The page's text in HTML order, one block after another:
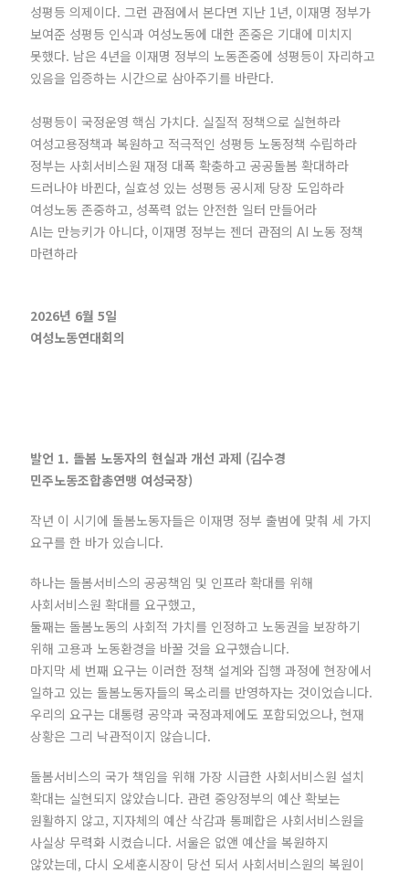
성평등 의제이다. 그런 관점에서 본다면 지난 1년, 이재명 정부가
보여준 성평등 인식과 여성노동에 대한 존중은 기대에 미치지
못했다. 남은 4년을 이재명 정부의 노동존중에 성평등이 자리하고
있음을 입증하는 시간으로 삼아주기를 바란다.
성평등이 국정운영 핵심 가치다. 실질적 정책으로 실현하라
여성고용정책과 복원하고 적극적인 성평등 노동정책 수립하라
정부는 사회서비스원 재정 대폭 확충하고 공공돌봄 확대하라
드러나야 바뀐다, 실효성 있는 성평등 공시제 당장 도입하라
여성노동 존중하고, 성폭력 없는 안전한 일터 만들어라
AI는 만능키가 아니다, 이재명 정부는 젠더 관점의 AI 노동 정책
마련하라
2026년 6월 5일
여성노동연대회의
발언 1. 돌봄 노동자의 현실과 개선 과제 (김수경
민주노동조합총연맹 여성국장)
작년 이 시기에 돌봄노동자들은 이재명 정부 출범에 맞춰 세 가지
요구를 한 바가 있습니다.
하나는 돌봄서비스의 공공책임 및 인프라 확대를 위해
사회서비스원 확대를 요구했고,
둘째는 돌봄노동의 사회적 가치를 인정하고 노동권을 보장하기
위해 고용과 노동환경을 바꿀 것을 요구했습니다.
마지막 세 번째 요구는 이러한 정책 설계와 집행 과정에 현장에서
일하고 있는 돌봄노동자들의 목소리를 반영하자는 것이었습니다.
우리의 요구는 대통령 공약과 국정과제에도 포함되었으나, 현재
상황은 그리 낙관적이지 않습니다.
돌봄서비스의 국가 책임을 위해 가장 시급한 사회서비스원 설치
확대는 실현되지 않았습니다. 관련 중앙정부의 예산 확보는
원활하지 않고, 지자체의 예산 삭감과 통폐합은 사회서비스원을
사실상 무력화 시켰습니다. 서울은 없앤 예산을 복원하지
않았는데, 다시 오세훈시장이 당선 되서 사회서비스원의 복원이